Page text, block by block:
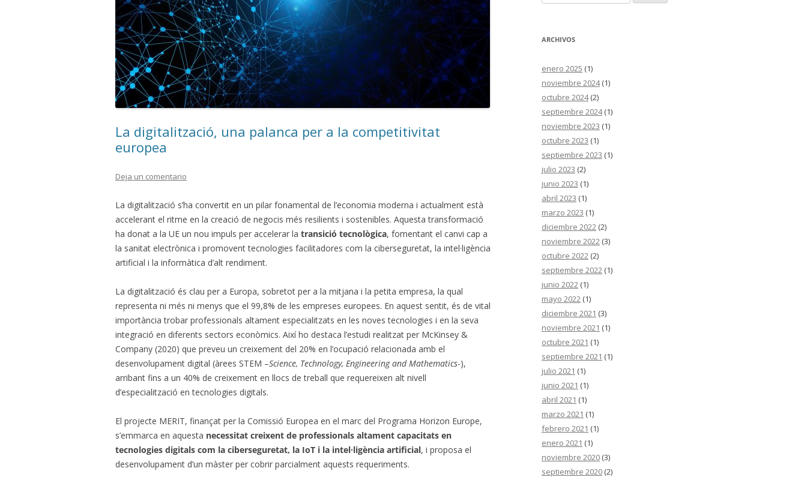
La digitalització, una palanca per a la competitivitat
europea
Deja un comentario
La digitalització s’ha convertit en un pilar fonamental de l’economia moderna i actualment està
accelerant el ritme en la creació de negocis més resilients i sostenibles. Aquesta transformació
ha donat a la UE un nou impuls per accelerar la transició tecnològica, fomentant el canvi cap a
la sanitat electrònica i promovent tecnologies facilitadores com la ciberseguretat, la intel·ligència
artificial i la informàtica d’alt rendiment.
La digitalització és clau per a Europa, sobretot per a la mitjana i la petita empresa, la qual
representa ni més ni menys que el 99,8% de les empreses europees. En aquest sentit, és de vital
importància trobar professionals altament especialitzats en les noves tecnologies i en la seva
integració en diferents sectors econòmics. Així ho destaca l’estudi realitzat per McKinsey &
Company (2020) que preveu un creixement del 20% en l’ocupació relacionada amb el
desenvolupament digital (àrees STEM –Science, Technology, Engineering and Mathematics-),
arribant fins a un 40% de creixement en llocs de treball que requereixen alt nivell
d’especialització en tecnologies digitals.
El projecte MERIT, finançat per la Comissió Europea en el marc del Programa Horizon Europe,
s’emmarca en aquesta necessitat creixent de professionals altament capacitats en
tecnologies digitals com la ciberseguretat, la IoT i la intel·ligència artificial, i proposa el
desenvolupament d’un màster per cobrir parcialment aquests requeriments.
ARCHIVOS
enero 2025 (1)
noviembre 2024(1)
octubre 2024(2)
septiembre 2024(1)
noviembre 2023 (1)
octubre 2023 (1)
septiembre 2023 (1)
julio 2023 (2)
junio 2023 (1)
abril 2023 (1)
marzo 2023 (1)
diciembre 2022 (2)
noviembre 2022 (3)
octubre 2022 (2)
septiembre 2022 (1)
junio 2022 (1)
mayo 2022 (1)
diciembre 2021 (3)
noviembre 2021 (1)
octubre 2021 (1)
septiembre 2021 (1)
julio 2021 (1)
junio 2021 (1)
abril 2021 (1)
marzo 2021 (1)
febrero 2021 (1)
enero 2021 (1)
noviembre 2020 (3)
septiembre 2020 (2)